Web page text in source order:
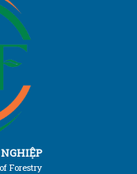
Forestry